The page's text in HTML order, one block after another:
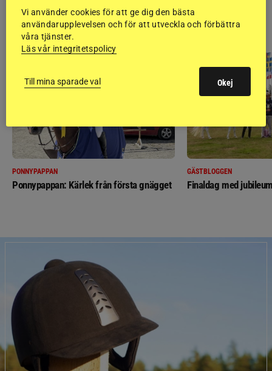
RIDSPORT
PONNYPAPPAN
Ponnypappan: Kärlek från första gnägget
GÄSTBLOGGEN
Finaldag med
Vi använder cookies för att ge dig den bästa
användarupplevelsen och för att utveckla och förbättra
våra tjänster.
Läs vår integritetspolicy
Till mina sparade val Okej